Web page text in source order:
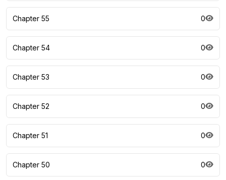
Chapter 55 0
Chapter 54 0
Chapter 53 0
Chapter 52 0
Chapter 51 0
Chapter 50 0